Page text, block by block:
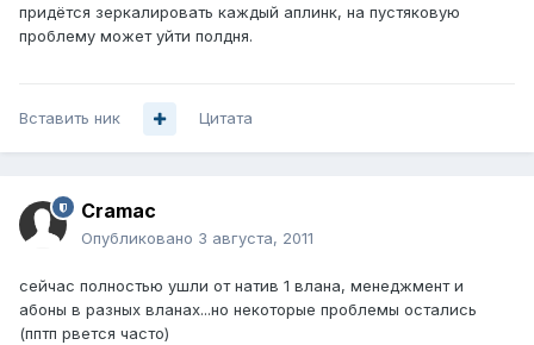
придётся зеркалировать каждый аплинк, на пустяковую
проблему может уйти полдня.
Вставить ник Цитата
Cramac
Опубликовано 3 августа, 2011
сейчас полностью ушли от натив 1 влана, менеджмент и
абоны в разных вланах...но некоторые проблемы остались
(пптп рвется часто)